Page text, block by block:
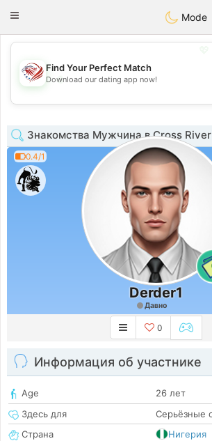
Dating
Toggle
Mode
💖
💕
Find Your Perfect Match
Download our dating app now!
Знакомства Мужчина в Cross River
0.4/1
Derder1
Давно
0
Информация об участнике
Age
26 лет
Здесь для
Серьёзные
Страна
Нигерия